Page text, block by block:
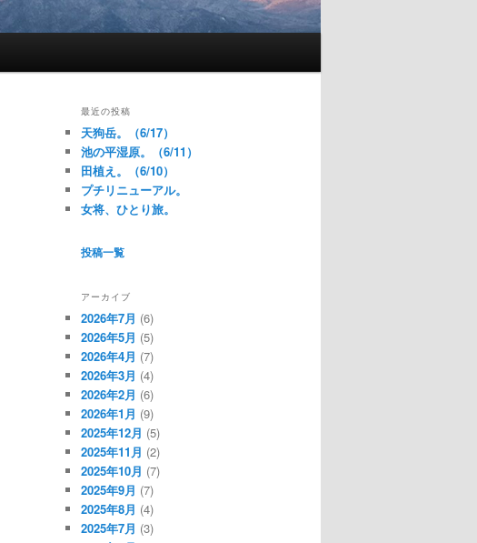
最近の投稿
天狗岳。（6/17）
池の平湿原。（6/11）
田植え。（6/10）
プチリニューアル。
女将、ひとり旅。
投稿一覧
アーカイブ
2026年7月 (6)
2026年5月 (5)
2026年4月 (7)
2026年3月 (4)
2026年2月 (6)
2026年1月 (9)
2025年12月 (5)
2025年11月 (2)
2025年10月 (7)
2025年9月 (7)
2025年8月 (4)
2025年7月 (3)